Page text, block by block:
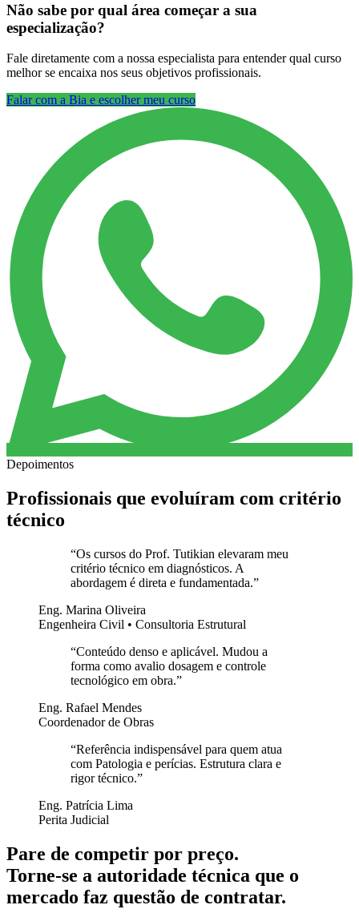
Não sabe por qual área começar a sua
especialização?
Fale diretamente com a nossa especialista para entender qual curso
melhor se encaixa nos seus objetivos profissionais.
Falar com a Bia e escolher meu curso
Depoimentos
Profissionais que evoluíram com critério
técnico
“Os cursos do Prof. Tutikian elevaram meu
critério técnico em diagnósticos. A
abordagem é direta e fundamentada.”
Eng. Marina Oliveira
Engenheira Civil • Consultoria Estrutural
“Conteúdo denso e aplicável. Mudou a
forma como avalio dosagem e controle
tecnológico em obra.”
Eng. Rafael Mendes
Coordenador de Obras
“Referência indispensável para quem atua
com Patologia e perícias. Estrutura clara e
rigor técnico.”
Eng. Patrícia Lima
Perita Judicial
Pare de competir por preço.
Torne-se a autoridade técnica que o
mercado faz questão de contratar.